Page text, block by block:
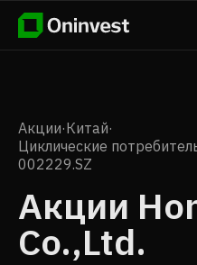
Акции·Китай·
Циклические
002229.SZ
Акции
Co.,Ltd.